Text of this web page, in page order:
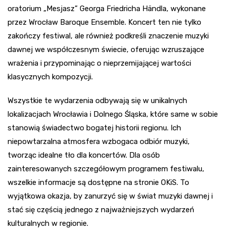
oratorium „Mesjasz” Georga Friedricha Händla, wykonane
przez Wrocław Baroque Ensemble. Koncert ten nie tylko
zakończy festiwal, ale również podkreśli znaczenie muzyki
dawnej we współczesnym świecie, oferując wzruszające
wrażenia i przypominając o nieprzemijającej wartości
klasycznych kompozycji.
Wszystkie te wydarzenia odbywają się w unikalnych
lokalizacjach Wrocławia i Dolnego Śląska, które same w sobie
stanowią świadectwo bogatej historii regionu. Ich
niepowtarzalna atmosfera wzbogaca odbiór muzyki,
tworząc idealne tło dla koncertów. Dla osób
zainteresowanych szczegółowym programem festiwalu,
wszelkie informacje są dostępne na stronie OKiS. To
wyjątkowa okazja, by zanurzyć się w świat muzyki dawnej i
stać się częścią jednego z najważniejszych wydarzeń
kulturalnych w regionie.